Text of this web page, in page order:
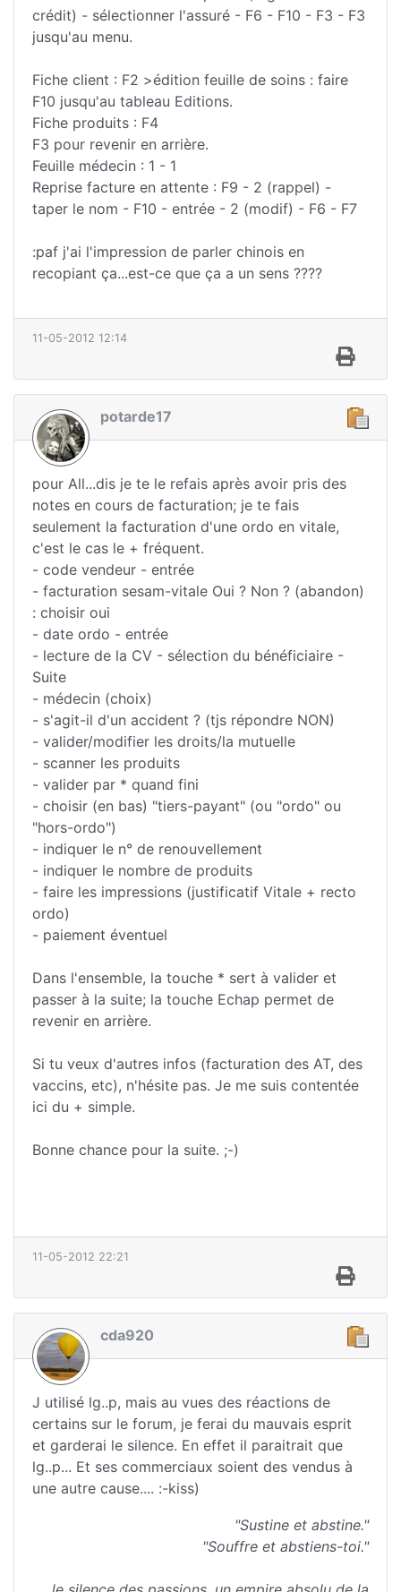
crédit) - sélectionner l'assuré - F6 - F10 - F3 - F3
jusqu'au menu.
Fiche client : F2 >édition feuille de soins : faire
F10 jusqu'au tableau Editions.
Fiche produits : F4
F3 pour revenir en arrière.
Feuille médecin : 1 - 1
Reprise facture en attente : F9 - 2 (rappel) -
taper le nom - F10 - entrée - 2 (modif) - F6 - F7
:paf j'ai l'impression de parler chinois en
recopiant ça...est-ce que ça a un sens ????
11-05-2012 12:14
potarde17
pour All...dis je te le refais après avoir pris des
notes en cours de facturation; je te fais
seulement la facturation d'une ordo en vitale,
c'est le cas le + fréquent.
- code vendeur - entrée
- facturation sesam-vitale Oui ? Non ? (abandon)
: choisir oui
- date ordo - entrée
- lecture de la CV - sélection du bénéficiaire -
Suite
- médecin (choix)
- s'agit-il d'un accident ? (tjs répondre NON)
- valider/modifier les droits/la mutuelle
- scanner les produits
- valider par * quand fini
- choisir (en bas) "tiers-payant" (ou "ordo" ou
"hors-ordo")
- indiquer le n° de renouvellement
- indiquer le nombre de produits
- faire les impressions (justificatif Vitale + recto
ordo)
- paiement éventuel
Dans l'ensemble, la touche * sert à valider et
passer à la suite; la touche Echap permet de
revenir en arrière.
Si tu veux d'autres infos (facturation des AT, des
vaccins, etc), n'hésite pas. Je me suis contentée
ici du + simple.
Bonne chance pour la suite. ;-)
11-05-2012 22:21
cda920
J utilisé lg..p, mais au vues des réactions de
certains sur le forum, je ferai du mauvais esprit
et garderai le silence. En effet il paraitrait que
lg..p... Et ses commerciaux soient des vendus à
une autre cause.... :-kiss)
"Sustine et abstine."
"Souffre et abstiens-toi."